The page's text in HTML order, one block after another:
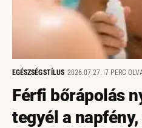
EGÉSZSÉGSTÍLUS 2026.07.27. 7 PERC
Férfi bőrápolás
tegyél a